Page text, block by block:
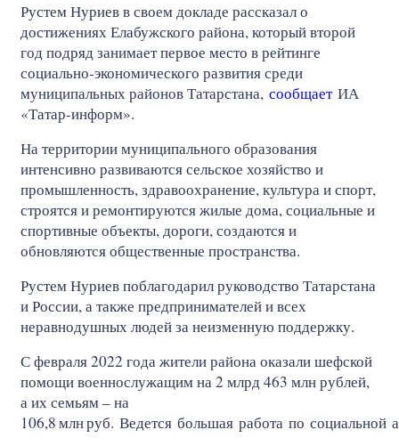
Рустем Нуриев в своем докладе рассказал о
достижениях Елабужского района, который второй
год подряд занимает первое место в рейтинге
социально‑экономического развития среди
муниципальных районов Татарстана, сообщаетИА
«Татар-информ».
На территории муниципального образования
интенсивно развиваются сельское хозяйство и
промышленность, здравоохранение, культура и спорт,
строятся и ремонтируются жилые дома, социальные и
спортивные объекты, дороги, создаются и
обновляются общественные пространства.
Рустем Нуриев поблагодарил руководство Татарстана
и России, а также предпринимателей и всех
неравнодушных людей за неизменную поддержку.
С февраля 2022 года жители района оказали шефской
помощи военнослужащим на 2 млрд 463 млн рублей,
а их семьям – на
106,8млнруб. Ведется большая работа по